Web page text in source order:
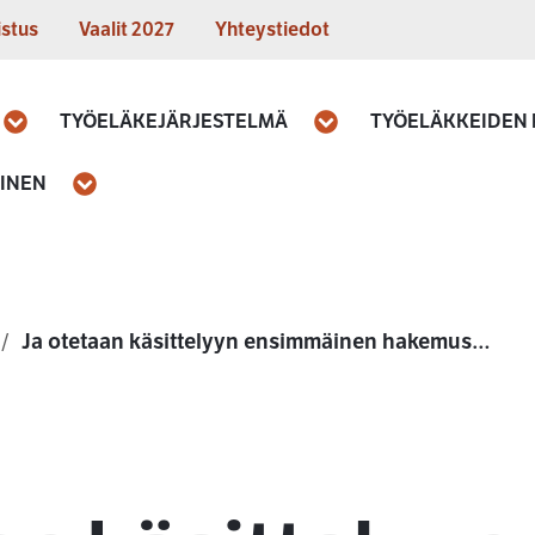
Vaalit 2027 Yhteystiedot
Avaa TYÖELÄKEJÄRJESTELMÄ Avaa TYÖELÄKKEIDEN
Avaa
Ja otetaan käsittelyyn ensimmäinen hakemus…